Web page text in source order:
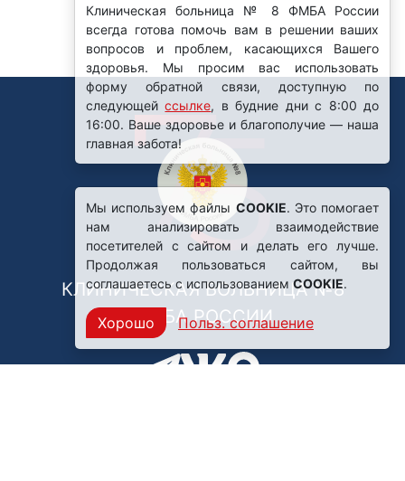
КЛИНИЧЕСКАЯ БОЛЬНИЦА №8
ФМБА РОССИИ
Клиническая больница № 8 ФМБА России
всегда готова помочь вам в решении ваших
вопросов и проблем, касающихся Вашего
здоровья. Мы просим вас использовать
форму обратной связи, доступную по
следующейссылке, в будние дни с 8:00 до
16:00. Ваше здоровье и благополучие — наша
главная забота!
Мы используем файлы COOKIE. Это помогает
нам анализировать взаимодействие
посетителей с сайтом и делать его лучше.
Продолжая пользоваться сайтом, вы
соглашаетесь с использованиемCOOKIE.
Хорошо Польз. соглашение